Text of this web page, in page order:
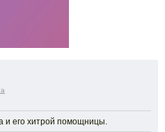
и его хитрой помощницы.